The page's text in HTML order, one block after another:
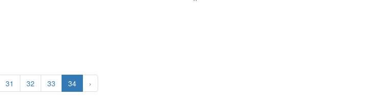
31 32 33 34 ›